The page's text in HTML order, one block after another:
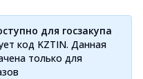
для госзакупа
код KZTIN. Данная
только для